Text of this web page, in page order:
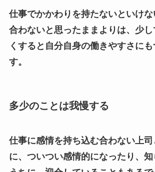
仕事でかかわりを持たないといけな
合わないと思ったままよりは、少し
くすると自分自身の働きやすさにも
す。
多少のことは我慢する
仕事に感情を持ち込む合わない上司
に、ついつい感情的になったり、